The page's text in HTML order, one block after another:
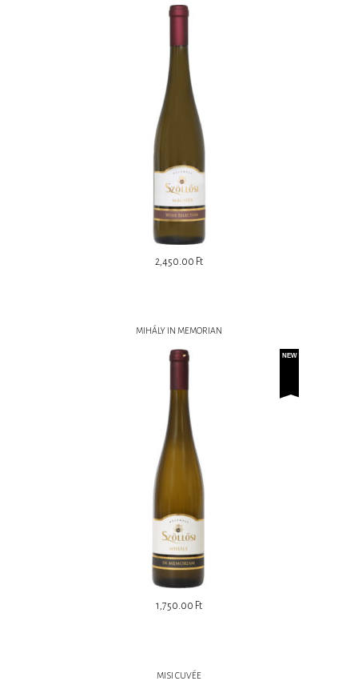
2,450.00 Ft
MIHÁLY IN MEMORIAN
1,750.00 Ft
MISI CUVÉE